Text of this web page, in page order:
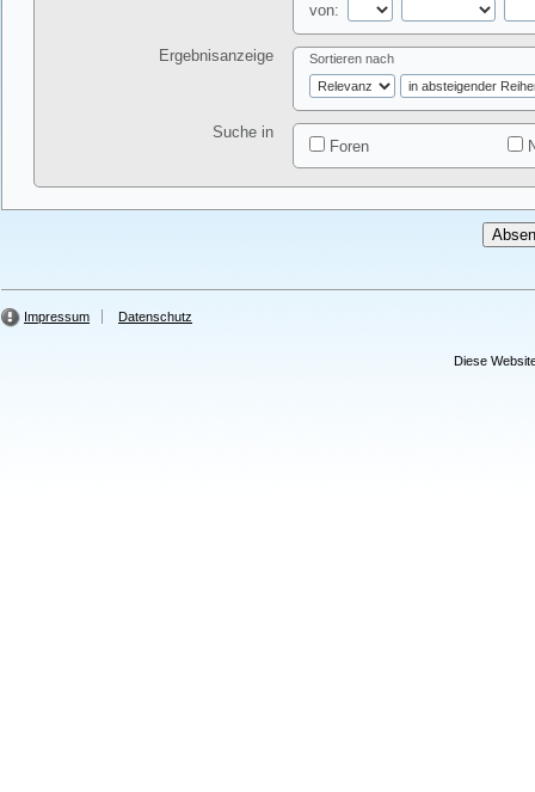
von:
Ergebnisanzeige Sortieren nach
Suche in
Foren
Impressum Datenschutz
Diese